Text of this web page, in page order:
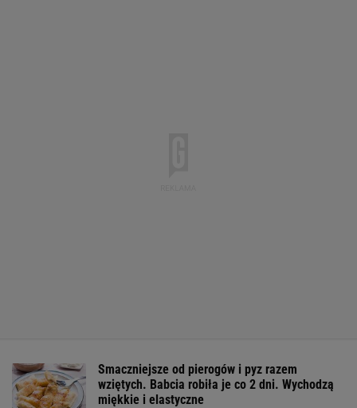
Smaczniejsze od pierogów i pyz razem
wziętych. Babcia robiła je co 2 dni. Wychodzą
miękkie i elastyczne